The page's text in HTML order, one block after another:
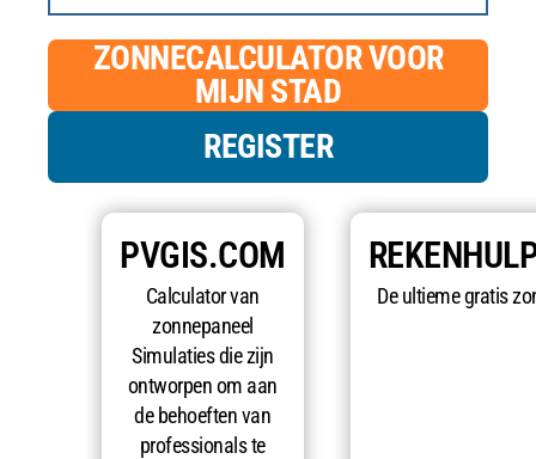
ZONNECALCULATOR VOOR
MIJN STAD
REGISTER
PVGIS.COM
Calculator van
zonnepaneel
Simulaties die zijn
ontworpen om aan
de behoeften van
professionals te
De ultieme gratis